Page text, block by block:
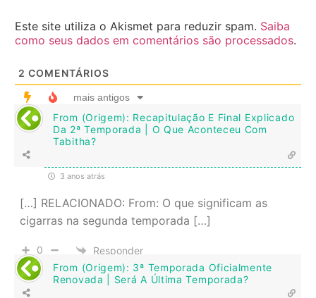
Este site utiliza o Akismet para reduzir spam. Saiba
como seus dados em comentários são processados.
2 COMENTÁRIOS
mais antigos
From (Origem): Recapitulação E Final Explicado
Da 2ª Temporada | O Que Aconteceu Com
Tabitha?
3 anos atrás
[…] RELACIONADO: From: O que significam as
cigarras na segunda temporada […]
0
Responder
From (Origem): 3ª Temporada Oficialmente
Renovada | Será A Última Temporada?